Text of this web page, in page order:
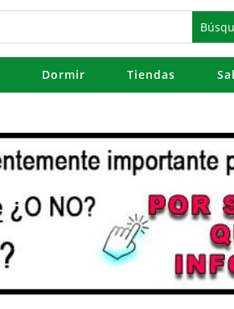
Dormir Tiendas